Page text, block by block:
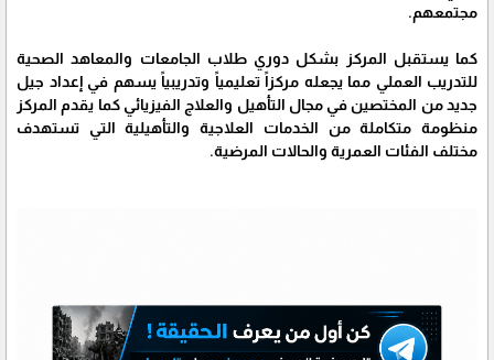
مجتمعهم.
كما يستقبل المركز بشكل دوري طلاب الجامعات والمعاهد الصحية
للتدريب العملي مما يجعله مركزاً تعليمياً وتدريبياً يسهم في إعداد جيل
جديد من المختصين في مجال التأهيل والعلاج الفيزيائي كما يقدم المركز
منظومة متكاملة من الخدمات العلاجية والتأهيلية التي تستهدف
مختلف الفئات العمرية والحالات المرضية.